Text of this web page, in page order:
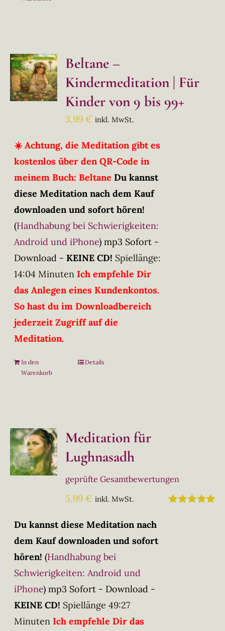
Beltane –
Kindermeditation | Für
Kinder von 9 bis 99+
3,99€ inkl. MwSt.
☀️ Achtung, die Meditation gibt es
kostenlos über den QR-Code in
meinem Buch: Beltane Du kannst
diese Meditation nach dem Kauf
downloaden und sofort hören!
(Handhabung bei Schwierigkeiten:
Android und iPhone) mp3 Sofort -
Download - KEINE CD! Spiellänge:
14:04 Minuten Ich empfehle Dir
das Anlegen eines Kundenkontos.
So hast du im Downloadbereich
jederzeit Zugriff auf die
Meditation.
In den
Warenkorb
Details
Meditation für
Lughnasadh
geprüfte Gesamtbewertungen
5,99€ inkl. MwSt.
Du kannst diese Meditation nach
dem Kauf downloaden und sofort
hören! (Handhabung bei
Schwierigkeiten: Android und
iPhone) mp3 Sofort - Download -
KEINE CD! Spiellänge 49:27
Minuten Ich empfehle Dir das